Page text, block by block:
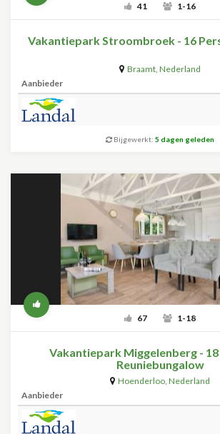
41 1-16
Vakantiepark Stroombroek - 16
Braamt, Nederland
Aanbieder
Bijgewerkt: 5 dagen geleden
67 1-18
Vakantiepark Miggelenberg -
Reuniebungalow
Hoenderloo, Nederland
Aanbieder